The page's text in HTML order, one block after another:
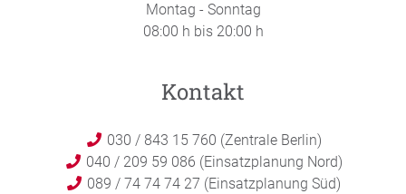
Montag - Sonntag
08:00 h bis 20:00 h
Kontakt
030 / 843 15 760 (Zentrale Berlin)
040 / 209 59 086 (Einsatzplanung Nord)
089 / 74 74 74 27 (Einsatzplanung Süd)